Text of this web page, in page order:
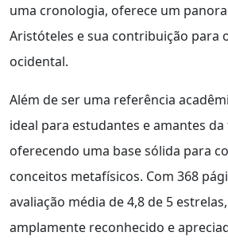
uma cronologia, oferece um
Aristóteles e sua contribuição para
ocidental.
Além de ser uma referência
ideal para estudantes e amantes
oferecendo uma base sólida para
conceitos metafísicos. Com 368
avaliação média de 4,8 de 5
amplamente reconhecido e